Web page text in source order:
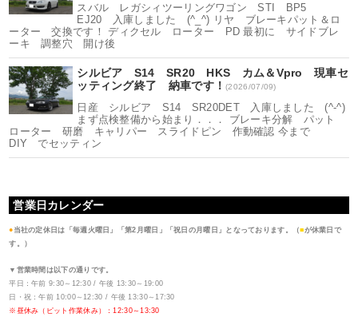
スバル レガシィツーリングワゴン STI BP5
EJ20 入庫しました (^_^) リヤ ブレーキパット＆ロ
ーター 交換です！ ディクセル ローター PD 最初に サイドブレ
ーキ 調整穴 開け後
シルビア S14 SR20 HKS カム＆Vpro 現車セ
ッティング終了 納車です！(2026/07/09)
日産 シルビア S14 SR20DET 入庫しました (^-^)
まず点検整備から始まり．．． ブレーキ分解 パット
ローター 研磨 キャリパー スライドピン 作動確認 今まで
DIY でセッティン
営業日カレンダー
● 当社の定休日は「毎週火曜日」「第2月曜日」「祝日の月曜日」となっております。（■が休業日で
す。）
▼営業時間は以下の通りです。
平日：午前 9:30～12:30 / 午後 13:30～19:00
日・祝：午前 10:00～12:30 / 午後 13:30～17:30
※昼休み（ピット作業休み）：12:30～13:30